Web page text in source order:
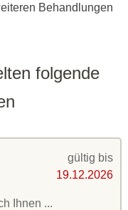
Behandlungen
folgende
gültig bis
19.12.2026
Ihnen ...